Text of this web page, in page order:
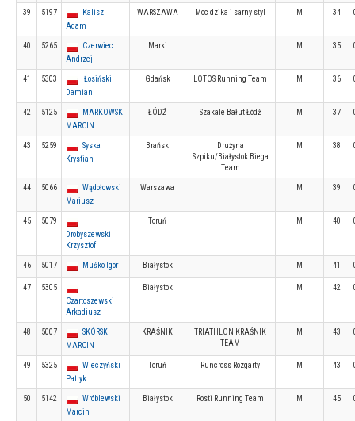
39 5197
Kalisz
Adam
WARSZAWA Moc dzika i sarny styl M 34
40 5265
Czerwiec
Andrzej
Marki M 35
41 5303
Łosiński
Damian
Gdańsk LOTOS Running Team M 36
42 5125
MARKOWSKI
MARCIN
ŁÓDŹ Szakale Bałut Łódź M 37
43 5259
Syska
Krystian
Brańsk
Drużyna
Szpiku/Białystok Biega
Team
M 38
44 5066
Wądołowski
Mariusz
Warszawa M 39
45
5079
Drobyszewski
Krzysztof
Toruń M 40
46 5017 Muśko Igor Białystok M 41
47
5305
Czartoszewski
Arkadiusz
Białystok M 42
48 5007
SKÓRSKI
MARCIN
KRAŚNIK
TRIATHLON KRAŚNIK
TEAM
M 43
49 5325
Wieczyński
Patryk
Toruń Runcross Rozgarty M 43
50 5142
Wróblewski
Marcin
Białystok Rosti Running Team M 45